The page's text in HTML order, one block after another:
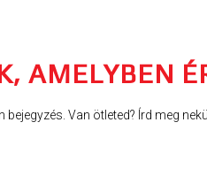
AMELYBEN
bejegyzés. Van ötleted? Írd meg